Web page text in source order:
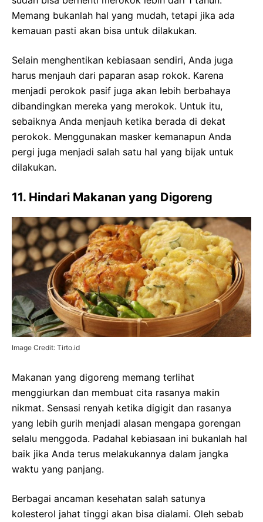
Memang bukanlah hal yang mudah, tetapi jika ada
kemauan pasti akan bisa untuk dilakukan.
Selain menghentikan kebiasaan sendiri, Anda juga
harus menjauh dari paparan asap rokok. Karena
menjadi perokok pasif juga akan lebih berbahaya
dibandingkan mereka yang merokok. Untuk itu,
sebaiknya Anda menjauh ketika berada di dekat
perokok. Menggunakan masker kemanapun Anda
pergi juga menjadi salah satu hal yang bijak untuk
dilakukan.
11. Hindari Makanan yang Digoreng
Image Credit: Tirto.id
Makanan yang digoreng memang terlihat
menggiurkan dan membuat cita rasanya makin
nikmat. Sensasi renyah ketika digigit dan rasanya
yang lebih gurih menjadi alasan mengapa gorengan
selalu menggoda. Padahal kebiasaan ini bukanlah hal
baik jika Anda terus melakukannya dalam jangka
waktu yang panjang.
Berbagai ancaman kesehatan salah satunya
kolesterol jahat tinggi akan bisa dialami. Oleh sebab